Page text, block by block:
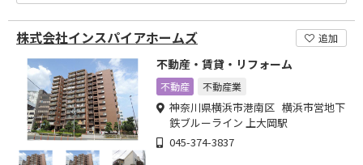
株式会社インスパイアホームズ 追加
不動産・賃貸・リフォーム
不動産 不動産業
神奈川県横浜市港南区 横浜市営地下
鉄ブルーライン 上大岡駅
045-374-3837